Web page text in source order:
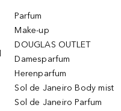
Parfum
Make-up
DOUGLAS OUTLET
Damesparfum
Herenparfum
Sol de Janeiro Body mist
Sol de Janeiro Parfum